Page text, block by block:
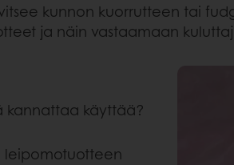
kunnon kuorrutteen tai
ja näin vastaamaan
kannattaa käyttää?
leipomotuotteen